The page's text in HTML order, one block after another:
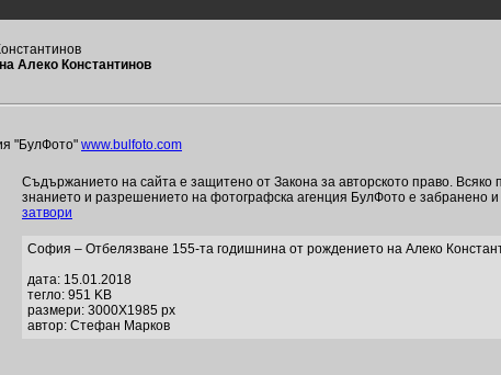
Алеко Константинов
"БулФото" www.bulfoto.com
Съдържанието на сайта е защитено от Закона за авторското право.
знанието и разрешението на фотографска агенция БулФото е забранено
затвори
София – Отбелязване 155-та годишнина от рождението на Алеко
дата: 15.01.2018
тегло: 951 KB
размери: 3000X1985 px
автор: Стефан Марков